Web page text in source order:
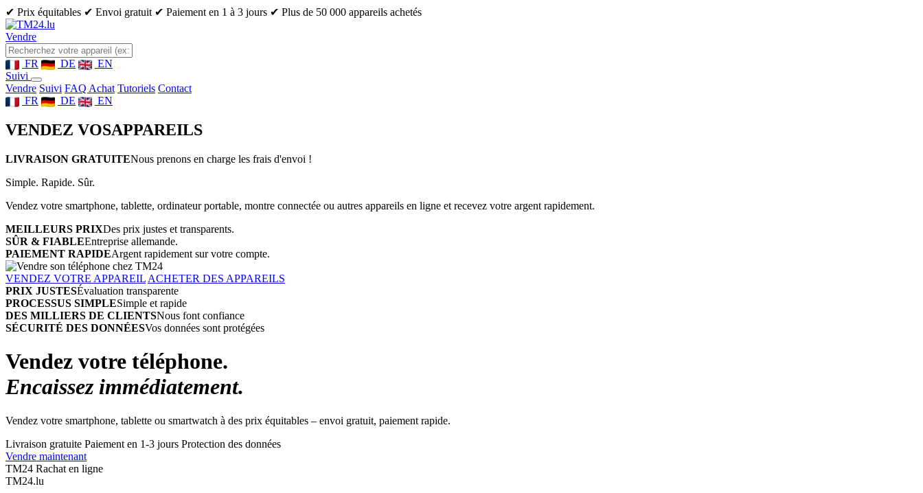
✔ Prix équitables ✔ Envoi gratuit ✔ Paiement en 1 à 3 jours ✔ Plus de 50 000 appareils achetés
Vendre
FR DE
EN
Suivi
Vendre Suivi FAQ Achat Tutoriels Contact
FR
DE EN
VENDEZ VOSAPPAREILS
LIVRAISON GRATUITENous prenons en charge les frais d'envoi !
Simple. Rapide. Sûr.
Vendez votre smartphone, tablette, ordinateur portable, montre connectée ou autres appareils en ligne et recevez votre argent rapidement.
MEILLEURS PRIXDes prix justes et transparents.
SÛR & FIABLEEntreprise allemande.
PAIEMENT RAPIDEArgent rapidement sur votre compte.
VENDEZ VOTRE APPAREIL ACHETER DES APPAREILS
PRIX JUSTESÉvaluation transparente
PROCESSUS SIMPLESimple et rapide
DES MILLIERS DE CLIENTSNous font confiance
SÉCURITÉ DES DONNÉESVos données sont protégées
Vendez votre téléphone.
Encaissez immédiatement.
Vendez votre smartphone, tablette ou smartwatch à des prix équitables – envoi gratuit, paiement rapide.
Livraison gratuite Paiement en 1-3 jours Protection des données
Vendre maintenant
TM24 Rachat en ligne
TM24.lu